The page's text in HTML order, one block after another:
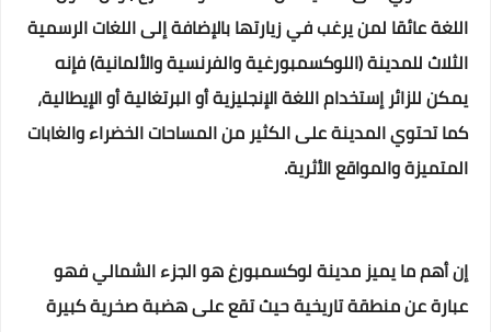
اللغة عائقا لمن يرغب في زيارتها بالإضافة إلى اللغات الرسمية
الثلاث للمدينة (اللوكسمبورغية والفرنسية والألمانية) فإنه
يمكن للزائر إستخدام اللغة الإنجليزية أو البرتغالية أو الإيطالية،
كما تحتوي المدينة على الكثير من المساحات الخضراء والغابات
المتميزة والمواقع الأثرية.
إن أهم ما يميز مدينة لوكسمبورغ هو الجزء الشمالي فهو
عبارة عن منطقة تاريخية حيث تقع على هضبة صخرية كبيرة